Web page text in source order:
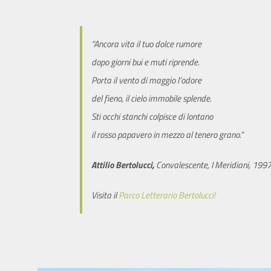
“Ancora vita il tuo dolce rumore
dopo giorni bui e muti riprende.
Porta il vento di maggio l’odore
del fieno, il cielo immobile splende.
Sti occhi stanchi colpisce di lontano
il rosso papavero in mezzo al tenero grano.”
Attilio Bertolucci,Convalescente, I Meridiani, 1997
Visita ilParco Letterario Bertolucci!